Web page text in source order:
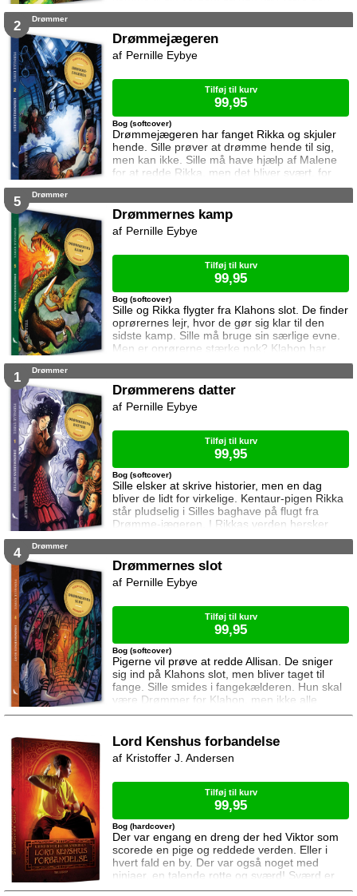
sidste frie Drømmer. Sammen med Malene
men Klahon ved at de er kommet til hans
verden ...
2 Drømmer
Drømmejægeren
Drømmejægeren har fanget Rikka og skjuler
hende. Sille prøver at drømme hende til sig,
men kan ikke. Sille må have hjælp af Malene
for at redde Rikka, men det bliver svært, for
Drømmejægeren er stærk. Kan pigerne redde
dem?
Bog (softcover)
Pernille Eybye
Tilføj til kurv
99,95
5 Drømmer
Drømmernes kamp
Sille og Rikka flygter fra Klahons slot. De finder
oprørernes lejr, hvor de gør sig klar til den
sidste kamp. Sille må bruge sin særlige evne.
Men er oprørerne stærke nok? Klahon har
nemlig soldater, Grimlinger ... og dårlige
Bog (softcover)
Pernille Eybye
Tilføj til kurv
99,95
1 Drømmer
Drømmerens datter
Sille elsker at skrive historier, men en dag
bliver de lidt for virkelige. Kentaur-pigen Rikka
står pludselig i Silles baghave på flugt fra
Drømme-jægeren. I Rikkas verden hersker
Klahon, en mand der vil eje alle Drømmere.
skjuler Rikka, men Rikka er ikke alene. En
anden er fulgt med til Silles verden ...
Bog (softcover)
Pernille Eybye
Tilføj til kurv
99,95
4 Drømmer
Drømmernes slot
Pigerne vil prøve at redde Allisan. De sniger
sig ind på Klahons slot, men bliver taget til
fange. Sille smides i fangekælderen. Hun skal
være Drømmer for Klahon, men ikke alle
drømme er gode drømme. Pigerne forsøger at
Bog (softcover)
Pernille Eybye
Tilføj til kurv
99,95
Lord Kenshus forbandelse
Der var engang en dreng der hed Viktor som
scorede en pige og reddede verden. Eller i
hvert fald en by. Der var også noget med
ninjaer, en talende rotte og sværd! Sværd er
seje! Og han scorede ikke rigtigt hende pigen.
Bog (hardcover)
Kristoffer J. Andersen
Tilføj til kurv
99,95